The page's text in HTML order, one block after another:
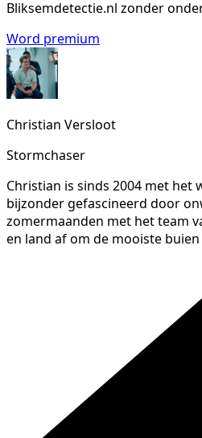
Bliksemdetectie.nl zonder
Word premium
Christian Versloot
Stormchaser
Christian is sinds 2004 met het
bijzonder gefascineerd door
zomermaanden met het team
en land af om de mooiste